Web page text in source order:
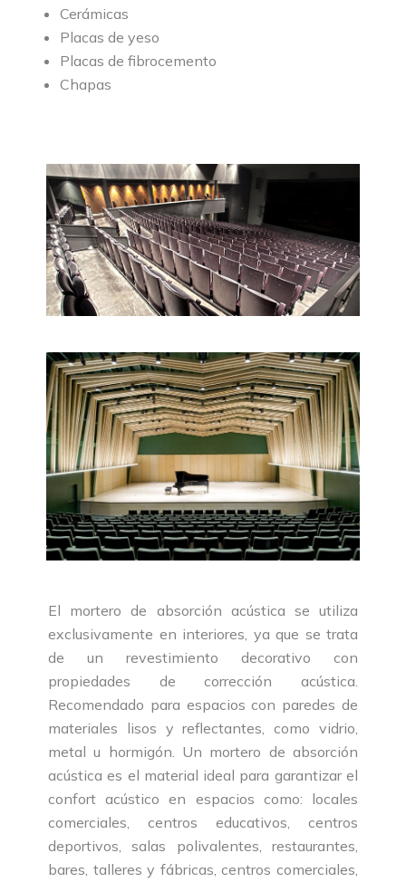
Cerámicas
Placas de yeso
Placas de fibrocemento
Chapas
El mortero de absorción acústica se utiliza
exclusivamente en interiores, ya que se trata
de un revestimiento decorativo con
propiedades de corrección acústica.
Recomendado para espacios con paredes de
materiales lisos y reflectantes, como vidrio,
metal u hormigón. Un mortero de absorción
acústica es el material ideal para garantizar el
confort acústico en espacios como: locales
comerciales, centros educativos, centros
deportivos, salas polivalentes, restaurantes,
bares, talleres y fábricas, centros comerciales,